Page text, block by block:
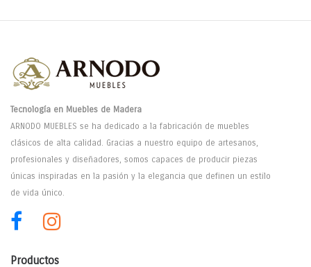
Tecnología en Muebles de Madera
ARNODO MUEBLES se ha dedicado a la fabricación de muebles
clásicos de alta calidad. Gracias a nuestro equipo de artesanos,
profesionales y diseñadores, somos capaces de producir piezas
únicas inspiradas en la pasión y la elegancia que definen un estilo
de vida único.
Productos